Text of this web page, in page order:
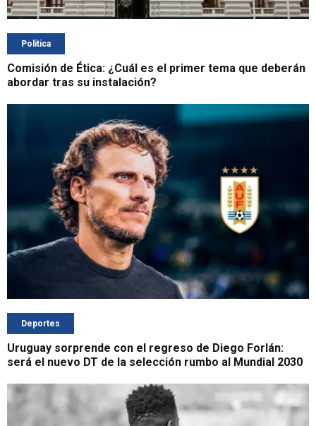
Política
Comisión de Ética: ¿Cuál es el primer tema que deberán
abordar tras su instalación?
Deportes
Uruguay sorprende con el regreso de Diego Forlán:
será el nuevo DT de la selección rumbo al Mundial 2030